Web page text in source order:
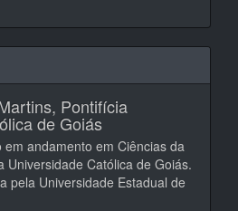
Pontifícia
de Goiás
andamento em Ciências da
Universidade Católica de Goiás.
pela Universidade Estadual de